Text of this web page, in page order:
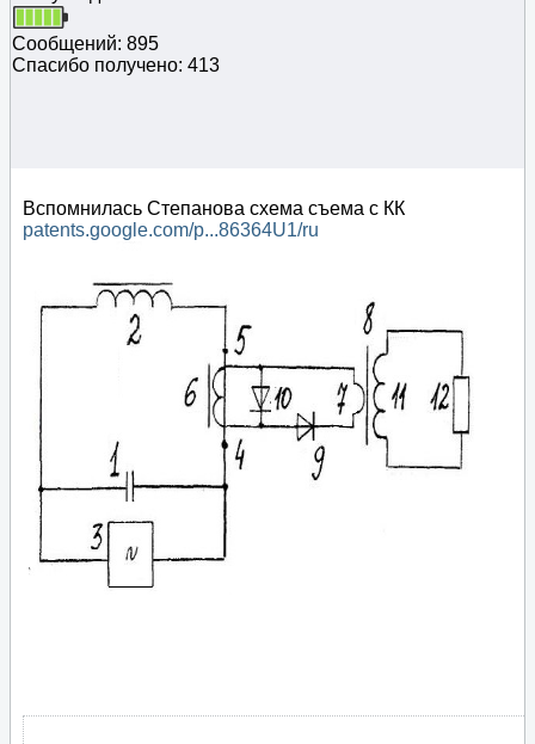
Сообщений: 895
Спасибо получено: 413
Вспомнилась Степанова схема съема с КК
patents.google.com/p...86364U1/ru